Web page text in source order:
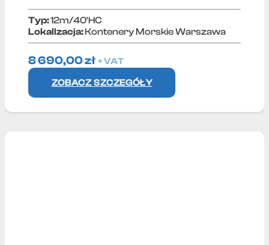
Typ:12m/40'HC
Lokallzacja:Kontenery Morskie Warszawa
8 690,00zł + VAT
ZOBACZ SZCZEGÓŁY